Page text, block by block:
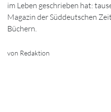
im Leben geschrieben hat:
Magazin der Süddeutschen
Büchern.
von Redaktion